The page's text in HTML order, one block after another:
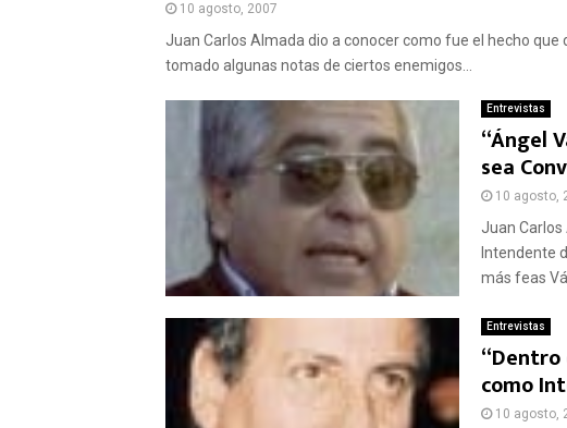
10 agosto, 2007
Juan Carlos Almada dio a conocer como fue el hecho
tomado algunas notas de ciertos enemigos...
Entrevistas
“Ángel
sea
10 agosto,
Juan Carlos
Intendente
más feas
Entrevistas
como
10 agosto,